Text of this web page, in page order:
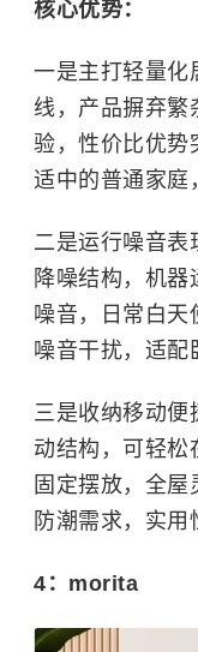
核心优势：
一是主打轻量化
线，产品摒弃繁
验，性价比优势
适中的普通家庭
二是运行噪音表
降噪结构，机
噪音，日常白天
噪音干扰，适配
三是收纳移动便
动结构，可轻松
固定摆放，全
防潮需求，实用
4：morita